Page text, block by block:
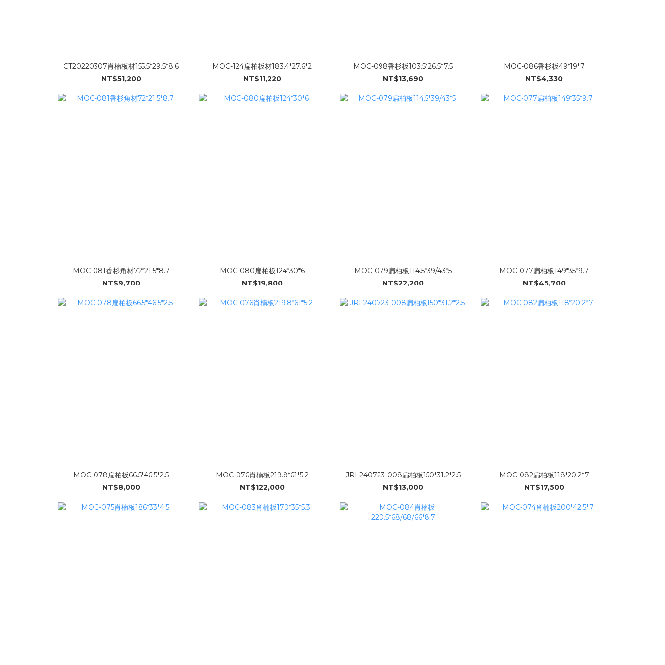
CT20220307肖楠板材155.5*29.5*8.6
NT$51,200
MOC-124扁柏板材183.4*27.6*2
NT$11,220
MOC-098香杉板103.5*26.5*7.5
NT$13,690
MOC-086香杉板49*19*7
NT$4,330
MOC-081香杉角材72*21.5*8.7
NT$9,700
MOC-080扁柏板124*30*6
NT$19,800
MOC-079扁柏板114.5*39/43*5
NT$22,200
MOC-077扁柏板149*35*9.7
NT$45,700
MOC-078扁柏板66.5*46.5*2.5
NT$8,000
MOC-076肖楠板219.8*61*5.2
NT$122,000
JRL240723-008扁柏板150*31.2*2.5
NT$13,000
MOC-082扁柏板118*20.2*7
NT$17,500